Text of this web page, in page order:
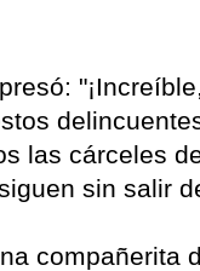
las cárceles
sin salir
compañerita